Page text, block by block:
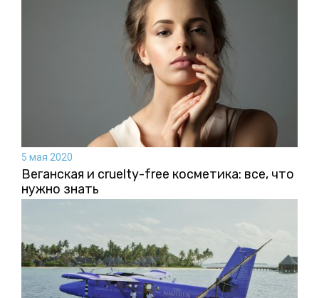
5 мая 2020
Веганская и cruelty-free косметика: все, что
нужно знать